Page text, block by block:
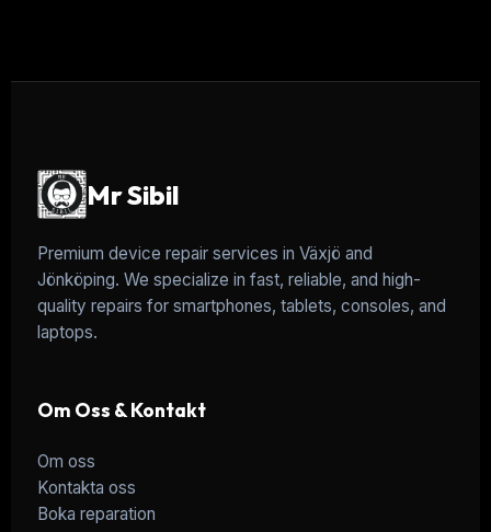
Mr Sibil
Premium device repair services in Växjö and
Jönköping. We specialize in fast, reliable, and high-
quality repairs for smartphones, tablets, consoles, and
laptops.
Om Oss & Kontakt
Om oss
Kontakta oss
Boka reparation